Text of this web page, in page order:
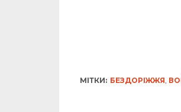
МІТКИ: БЕЗДОРІЖЖЯ